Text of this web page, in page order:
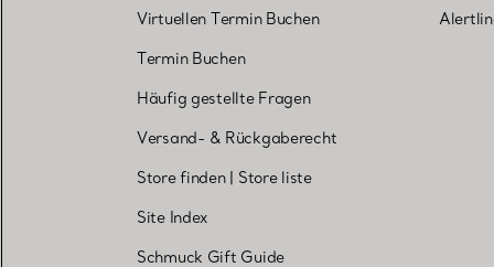
Virtuellen Termin Buchen
Termin Buchen
Häufig gestellte Fragen
Versand- & Rückgaberecht
Store finden| Store liste
Site Index
Schmuck Gift Guide